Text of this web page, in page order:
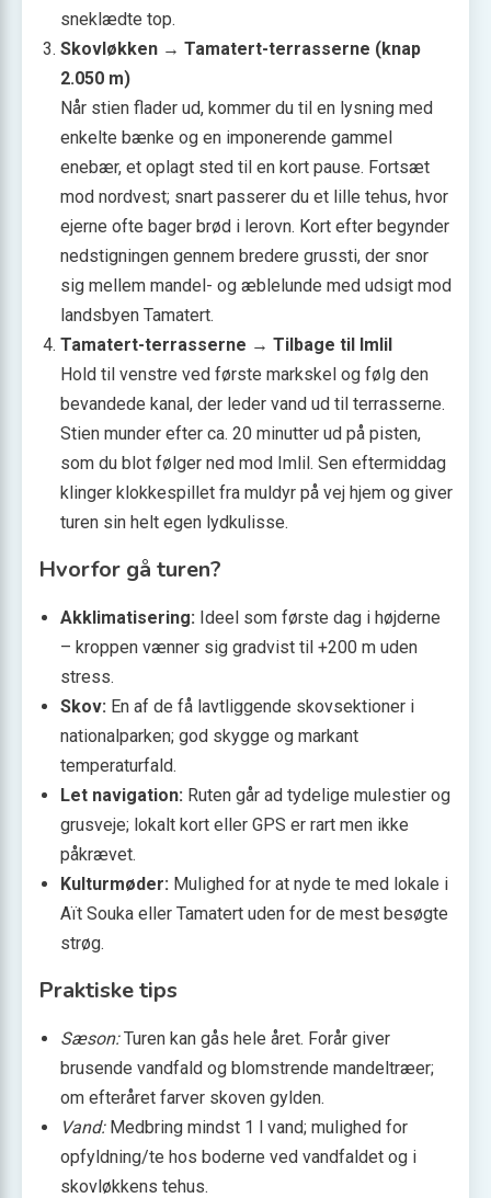
sneklædte top.
Skovløkken → Tamatert-terrasserne (knap
2.050 m)
Når stien flader ud, kommer du til en lysning med
enkelte bænke og en imponerende gammel
enebær, et oplagt sted til en kort pause. Fortsæt
mod nordvest; snart passerer du et lille tehus, hvor
ejerne ofte bager brød i lerovn. Kort efter begynder
nedstigningen gennem bredere grussti, der snor
sig mellem mandel- og æblelunde med udsigt mod
landsbyen Tamatert.
Tamatert-terrasserne → Tilbage til Imlil
Hold til venstre ved første markskel og følg den
bevandede kanal, der leder vand ud til terrasserne.
Stien munder efter ca. 20 minutter ud på pisten,
som du blot følger ned mod Imlil. Sen eftermiddag
klinger klokkespillet fra muldyr på vej hjem og giver
turen sin helt egen lydkulisse.
Hvorfor gå turen?
Akklimatisering: Ideel som første dag i højderne
– kroppen vænner sig gradvist til +200 m uden
stress.
Skov: En af de få lavtliggende skovsektioner i
nationalparken; god skygge og markant
temperaturfald.
Let navigation: Ruten går ad tydelige mulestier og
grusveje; lokalt kort eller GPS er rart men ikke
påkrævet.
Kulturmøder: Mulighed for at nyde te med lokale i
Aït Souka eller Tamatert uden for de mest besøgte
strøg.
Praktiske tips
Sæson:Turen kan gås hele året. Forår giver
brusende vandfald og blomstrende mandeltræer;
om efteråret farver skoven gylden.
Vand:Medbring mindst 1 l vand; mulighed for
opfyldning/te hos boderne ved vandfaldet og i
skovløkkens tehus.